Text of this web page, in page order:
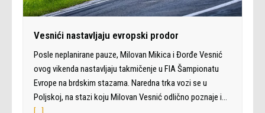
Vesnići nastavljaju evropski prodor
Posle neplanirane pauze, Milovan Mikica i Đorđe Vesnić
ovog vikenda nastavljaju takmičenje u FIA Šampionatu
Evrope na brdskim stazama. Naredna trka vozi se u
Poljskoj, na stazi koju Milovan Vesnić odlično poznaje i…